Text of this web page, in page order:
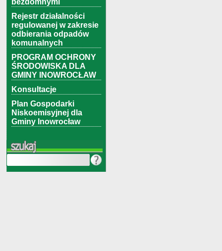
bezdomnymi
Rejestr działalności
regulowanej w zakresie
odbierania odpadów
komunalnych
PROGRAM OCHRONY
ŚRODOWISKA DLA
GMINY INOWROCŁAW
Konsultacje
Plan Gospodarki
Niskoemisyjnej dla
Gminy Inowrocław